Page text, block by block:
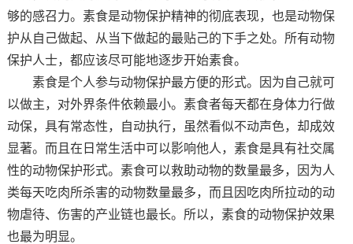
够的感召力。素食是动物保护精神的彻底表现，也是动物保
护从自己做起、从当下做起的最贴己的下手之处。所有动物
保护人士，都应该尽可能地逐步开始素食。
素食是个人参与动物保护最方便的形式。因为自己就可
以做主，对外界条件依赖最小。素食者每天都在身体力行做
动保，具有常态性，自动执行，虽然看似不动声色，却成效
显著。而且在日常生活中可以影响他人，素食是具有社交属
性的动物保护形式。素食可以救助动物的数量最多，因为人
类每天吃肉所杀害的动物数量最多，而且因吃肉所拉动的动
物虐待、伤害的产业链也最长。所以，素食的动物保护效果
也最为明显。